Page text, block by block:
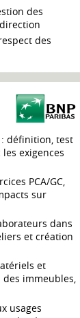
des
des
définition, test
les exigences
PCA/GC,
sur
dans
et création
et
des immeubles,
usages